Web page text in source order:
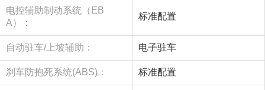
电控辅助制动系统（EB
A）：
标准配置
自动驻车/上坡辅助： 电子驻车
刹车防抱死系统(ABS)： 标准配置